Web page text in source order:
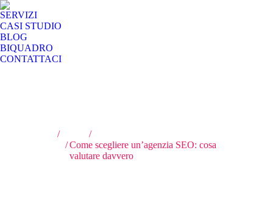
SERVIZI
CASI STUDIO
BLOG
BIQUADRO
CONTATTACI
Tu sei qui:
Home
Come scegliere un’agenzia SEO: cosa
valutare davvero